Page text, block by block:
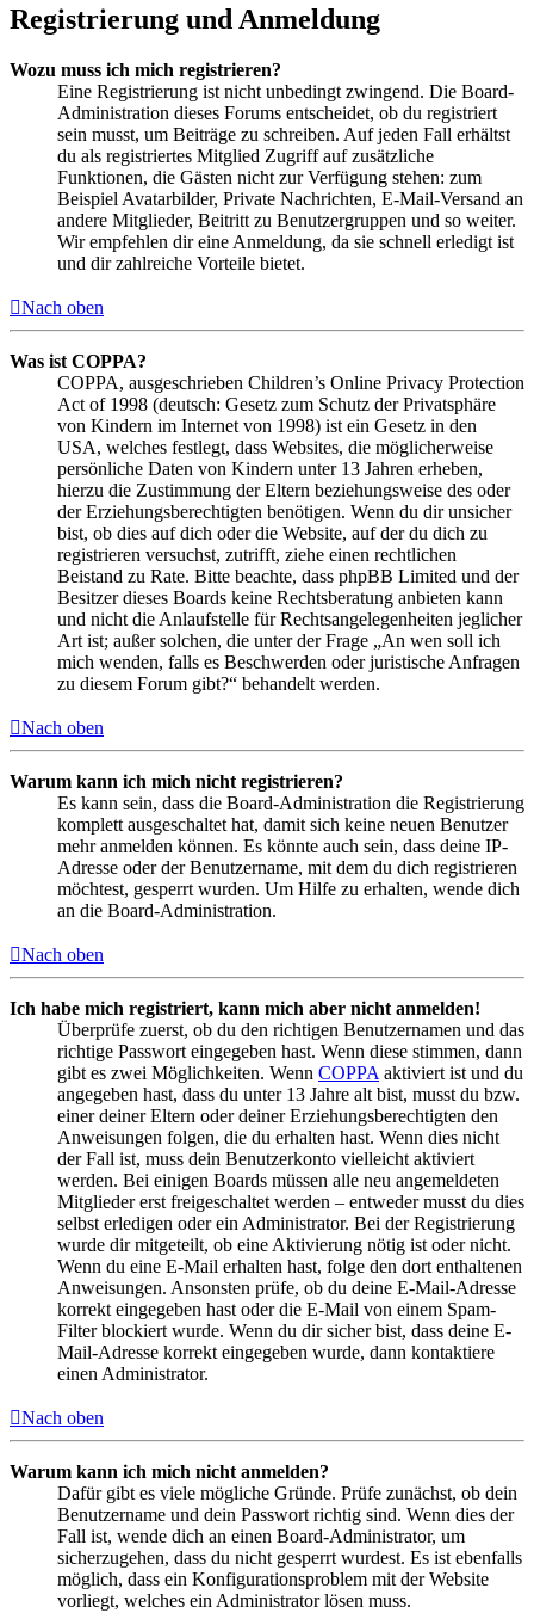
Registrierung und Anmeldung
Wozu muss ich mich registrieren?
Eine Registrierung ist nicht unbedingt zwingend. Die Board-
Administration dieses Forums entscheidet, ob du registriert
sein musst, um Beiträge zu schreiben. Auf jeden Fall erhältst
du als registriertes Mitglied Zugriff auf zusätzliche
Funktionen, die Gästen nicht zur Verfügung stehen: zum
Beispiel Avatarbilder, Private Nachrichten, E-Mail-Versand an
andere Mitglieder, Beitritt zu Benutzergruppen und so weiter.
Wir empfehlen dir eine Anmeldung, da sie schnell erledigt ist
und dir zahlreiche Vorteile bietet.
Nach oben
Was ist COPPA?
COPPA, ausgeschrieben Children’s Online Privacy Protection
Act of 1998 (deutsch: Gesetz zum Schutz der Privatsphäre
von Kindern im Internet von 1998) ist ein Gesetz in den
USA, welches festlegt, dass Websites, die möglicherweise
persönliche Daten von Kindern unter 13 Jahren erheben,
hierzu die Zustimmung der Eltern beziehungsweise des oder
der Erziehungsberechtigten benötigen. Wenn du dir unsicher
bist, ob dies auf dich oder die Website, auf der du dich zu
registrieren versuchst, zutrifft, ziehe einen rechtlichen
Beistand zu Rate. Bitte beachte, dass phpBB Limited und der
Besitzer dieses Boards keine Rechtsberatung anbieten kann
und nicht die Anlaufstelle für Rechtsangelegenheiten jeglicher
Art ist; außer solchen, die unter der Frage „An wen soll ich
mich wenden, falls es Beschwerden oder juristische Anfragen
zu diesem Forum gibt?“ behandelt werden.
Nach oben
Warum kann ich mich nicht registrieren?
Es kann sein, dass die Board-Administration die Registrierung
komplett ausgeschaltet hat, damit sich keine neuen Benutzer
mehr anmelden können. Es könnte auch sein, dass deine IP-
Adresse oder der Benutzername, mit dem du dich registrieren
möchtest, gesperrt wurden. Um Hilfe zu erhalten, wende dich
an die Board-Administration.
Nach oben
Ich habe mich registriert, kann mich aber nicht anmelden!
Überprüfe zuerst, ob du den richtigen Benutzernamen und das
richtige Passwort eingegeben hast. Wenn diese stimmen, dann
gibt es zwei Möglichkeiten. Wenn COPPA aktiviert ist und du
angegeben hast, dass du unter 13 Jahre alt bist, musst du bzw.
einer deiner Eltern oder deiner Erziehungsberechtigten den
Anweisungen folgen, die du erhalten hast. Wenn dies nicht
der Fall ist, muss dein Benutzerkonto vielleicht aktiviert
werden. Bei einigen Boards müssen alle neu angemeldeten
Mitglieder erst freigeschaltet werden – entweder musst du dies
selbst erledigen oder ein Administrator. Bei der Registrierung
wurde dir mitgeteilt, ob eine Aktivierung nötig ist oder nicht.
Wenn du eine E-Mail erhalten hast, folge den dort enthaltenen
Anweisungen. Ansonsten prüfe, ob du deine E-Mail-Adresse
korrekt eingegeben hast oder die E-Mail von einem Spam-
Filter blockiert wurde. Wenn du dir sicher bist, dass deine E-
Mail-Adresse korrekt eingegeben wurde, dann kontaktiere
einen Administrator.
Nach oben
Warum kann ich mich nicht anmelden?
Dafür gibt es viele mögliche Gründe. Prüfe zunächst, ob dein
Benutzername und dein Passwort richtig sind. Wenn dies der
Fall ist, wende dich an einen Board-Administrator, um
sicherzugehen, dass du nicht gesperrt wurdest. Es ist ebenfalls
möglich, dass ein Konfigurationsproblem mit der Website
vorliegt, welches ein Administrator lösen muss.